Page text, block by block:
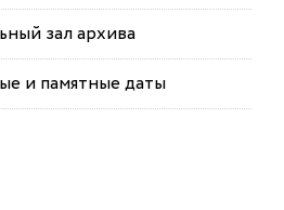
зал архива
и памятные даты